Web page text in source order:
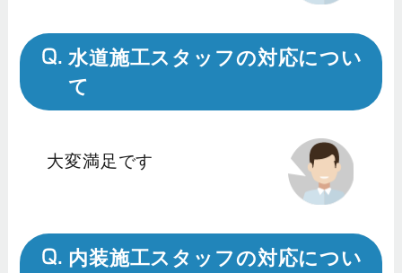
水道施工スタッフの対応につい
て
大変満足です
内装施工スタッフの対応につい